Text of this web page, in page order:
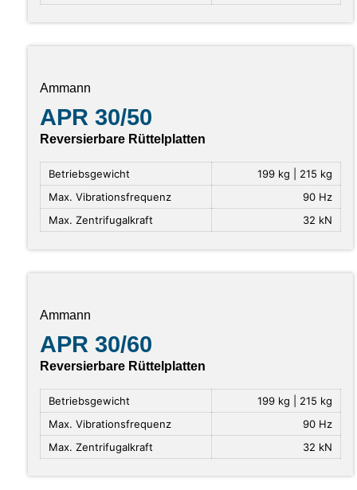
Ammann
APR 30/50
Reversierbare Rüttelplatten
Betriebsgewicht
199 kg | 215 kg
Max. Vibrationsfrequenz
90 Hz
Max. Zentrifugalkraft
32 kN
Ammann
APR 30/60
Reversierbare Rüttelplatten
Betriebsgewicht
199 kg | 215 kg
Max. Vibrationsfrequenz
90 Hz
Max. Zentrifugalkraft
32 kN